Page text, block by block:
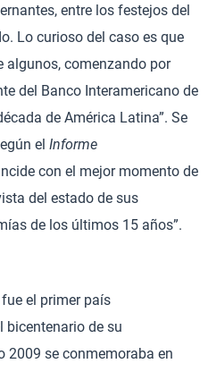
entre los festejos del
Lo curioso del caso es que
algunos, comenzando por
del Banco Interamericano de
de América Latina”. Se
el Informe
con el mejor momento de
del estado de sus
de los últimos 15 años”.
el primer país
bicentenario de su
2009 se conmemoraba en